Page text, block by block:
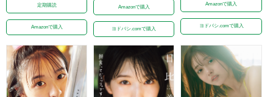
定期購読
Amazonで購入
Amazonで購入
ヨドバシ.comで購入
Amazonで購入
ヨドバシ.comで購入